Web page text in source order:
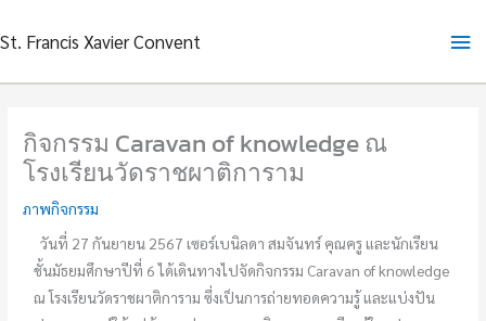
to
St. Francis Xavier Convent
กิจกรรม Caravan of knowledge ณ
โรงเรียนวัดราชผาติการาม
ภาพกิจกรรม
วันที่ 27 กันยายน 2567 เซอร์เบนิลดา สมจันทร์ คุณครู และนักเรียน
ชั้นมัธยมศึกษาปีที่ 6 ได้เดินทางไปจัดกิจกรรม Caravan of knowledge
ณ โรงเรียนวัดราชผาติการาม ซึ่งเป็นการถ่ายทอดความรู้ และแบ่งปัน